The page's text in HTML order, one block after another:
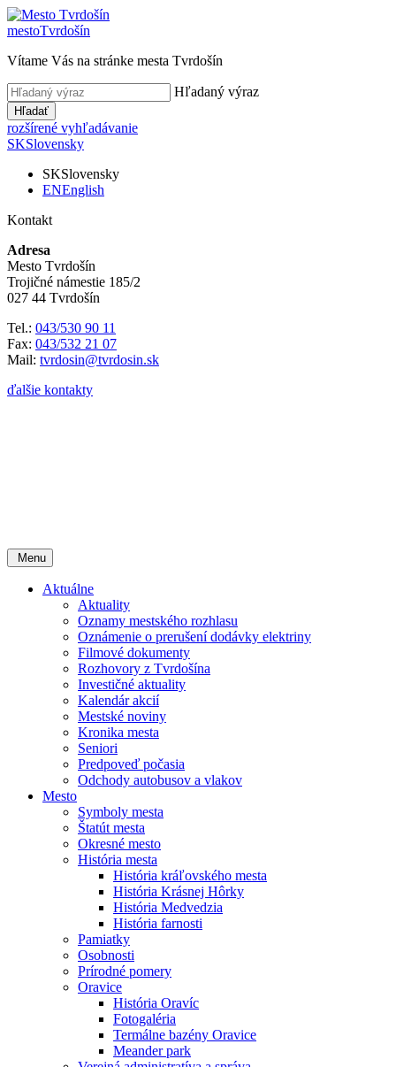
mestoTvrdošín
Vítame Vás na stránke mesta Tvrdošín
Hľadaný výraz
Hľadať
rozšírené vyhľadávanie
SKSlovensky
SKSlovensky
ENEnglish
Kontakt
Adresa
Mesto Tvrdošín
Trojičné námestie 185/2
027 44 Tvrdošín
Tel.: 043/530 90 11
Fax: 043/532 21 07
Mail: tvrdosin@tvrdosin.sk
ďalšie kontakty
Menu
Aktuálne
Aktuality
Oznamy mestského rozhlasu
Oznámenie o prerušení dodávky elektriny
Filmové dokumenty
Rozhovory z Tvrdošína
Investičné aktuality
Kalendár akcií
Mestské noviny
Kronika mesta
Seniori
Predpoveď počasia
Odchody autobusov a vlakov
Mesto
Symboly mesta
Štatút mesta
Okresné mesto
História mesta
História kráľovského mesta
História Krásnej Hôrky
História Medvedzia
História farnosti
Pamiatky
Osobnosti
Prírodné pomery
Oravice
História Oravíc
Fotogaléria
Termálne bazény Oravice
Meander park